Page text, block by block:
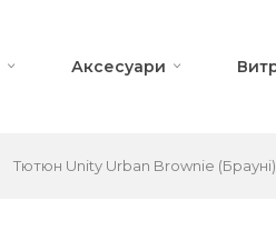
Аксесуари
Тютюн Unity Urban Brownie